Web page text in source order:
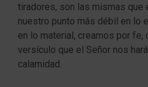
tiradores, son las mismas que
nuestro punto más débil en lo
en lo material, creamos por fe,
versículo que el Señor nos
calamidad.